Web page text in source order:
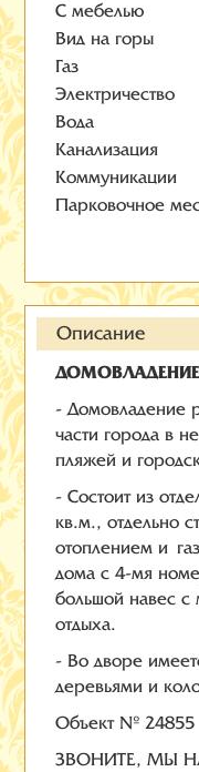
С мебелью
Вид на горы
Газ
Электричество
Вода
Канализация
Коммуникации
Парковочное
Описание
- Домовладение
части города в
пляжей и
- Состоит из
кв.м., отдельно
отоплением и
дома с 4-мя
большой навес с
отдыха.
- Во дворе
деревьями и
Объект № 24855
ЗВОНИТЕ, МЫ